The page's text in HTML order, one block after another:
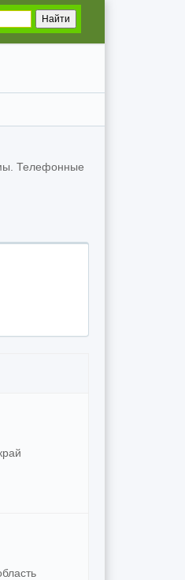
Телефонные